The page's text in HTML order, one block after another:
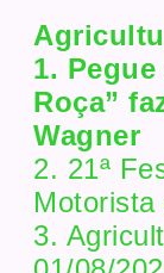
1.
Roça”
Wagner
2. 21ª
Motorista
3.